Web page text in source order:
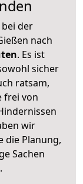
der
nach
. Es ist
sicher
ratsam,
frei von
wir
die Planung,
Sachen